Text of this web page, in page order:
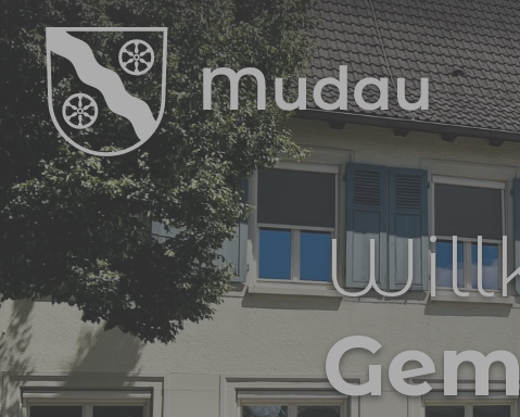
Zum Hauptinhalt springen